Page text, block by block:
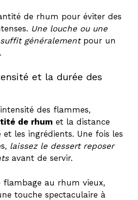
de rhum pour éviter des
Une louche ou une
généralementpour un
et la durée des
des flammes,
de rhum et la distance
les ingrédients. Une fois les
laissez le dessert reposer
avant de servir.
au rhum vieux,
touche spectaculaire à